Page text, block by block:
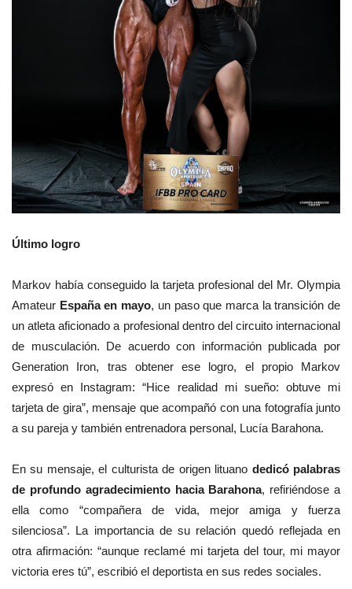
Último logro
Markov había conseguido la tarjeta profesional del Mr. Olympia
Amateur España en mayo, un paso que marca la transición de
un atleta aficionado a profesional dentro del circuito internacional
de musculación. De acuerdo con información publicada por
Generation Iron, tras obtener ese logro, el propio Markov
expresó en Instagram: “Hice realidad mi sueño: obtuve mi
tarjeta de gira”, mensaje que acompañó con una fotografía junto
a su pareja y también entrenadora personal, Lucía Barahona.
En su mensaje, el culturista de origen lituano dedicó palabras
de profundo agradecimiento hacia Barahona, refiriéndose a
ella como “compañera de vida, mejor amiga y fuerza
silenciosa”. La importancia de su relación quedó reflejada en
otra afirmación: “aunque reclamé mi tarjeta del tour, mi mayor
victoria eres tú”, escribió el deportista en sus redes sociales.